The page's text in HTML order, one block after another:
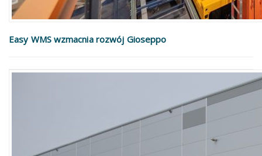
Easy WMS wzmacnia rozwój Gioseppo